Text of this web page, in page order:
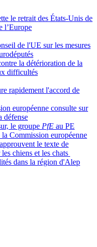
le retrait des États-Unis de
l’Europe
de l'UE sur les mesures
la détérioration de la
difficultés
rapidement l'accord de
européenne consulte sur
défense
le groupe PfE au PE
Commission européenne
le texte de
chiens et les chats
dans la région d'Alep